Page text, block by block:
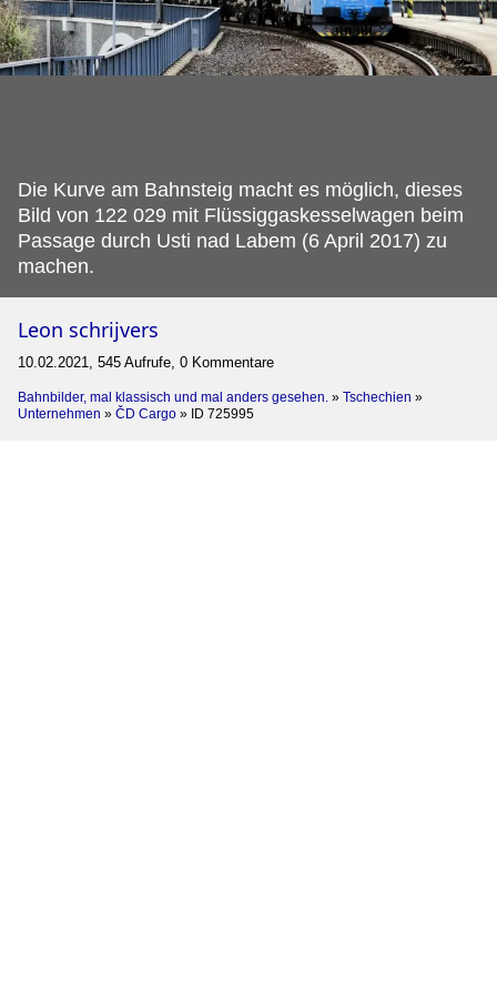
Die Kurve am Bahnsteig macht es möglich, dieses
Bild von 122 029 mit Flüssiggaskesselwagen beim
Passage durch Usti nad Labem (6 April 2017) zu
machen.
Leon schrijvers
10.02.2021, 545 Aufrufe, 0 Kommentare
Bahnbilder, mal klassisch und mal anders gesehen. » Tschechien »
Unternehmen » ČD Cargo » ID 725995